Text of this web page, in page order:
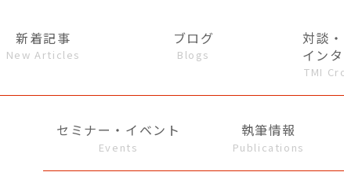
新着記事
New Articles
ブログ
Blogs
対談
イン
TMI
セミナー・イベント
Events
執筆情報
Publications